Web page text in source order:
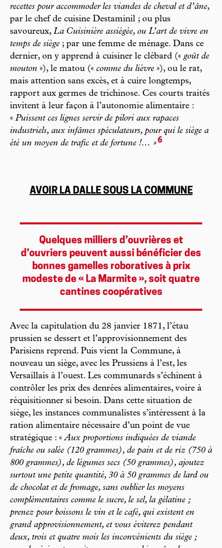
recettes pour accommoder les viandes de cheval et d’âne,
par le chef de cuisine Destaminil ; ou plus
savoureux, La Cuisinière assiégée, ou L’art de vivre en
temps de siège ; par une femme de ménage. Dans ce
dernier, on y apprend à cuisiner le clébard (« goût de
mouton »), le matou (« comme du lièvre »), ou le rat,
mais attention sans excès, et à cuire longtemps,
rapport aux germes de trichinose. Ces courts traités
invitent à leur façon à l’autonomie alimentaire :
« Puissent ces lignes servir de pilori aux rapaces
industriels, aux infâmes spéculateurs, pour qui le siège a
été un moyen de trafic et de fortune !... »6
AVOIR LA DALLE SOUS LA COMMUNE
Quelques milliers d’ouvrières et
d’ouvriers peuvent aussi bénéficier des
bonnes gamelles roboratives à prix
modeste de « La Marmite », soit quatre
cantines coopératives
Avec la capitulation du 28 janvier 1871, l’étau
prussien se dessert et l’approvisionnement des
Parisiens reprend. Puis vient la Commune, à
nouveau un siège, avec les Prussiens à l’est, les
Versaillais à l’ouest. Les communards s’échinent à
contrôler les prix des denrées alimentaires, voire à
réquisitionner si besoin. Dans cette situation de
siège, les instances communalistes s’intéressent à la
ration alimentaire nécessaire d’un point de vue
stratégique : «Aux proportions indiquées de viande
fraîche ou salée (120 grammes), de pain et de riz (750 à
800 grammes), de légumes secs (50 grammes), ajoutez
surtout une petite quantité, 30 à 50 grammes de lard ou
de chocolat et de fromage, sans oublier les moyens
complémentaires comme le sucre, le sel, la gélatine ;
prenez pour boissons le vin et le café, qui existent en
grand approvisionnement, et vous éviterez pendant
deux, trois et quatre mois les inconvénients du siège ;